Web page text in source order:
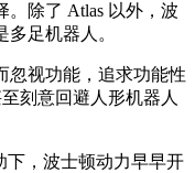
除了 Atlas 以外，波
足机器人。
视功能，追求功能性
刻意回避人形机器人
，波士顿动力早早开